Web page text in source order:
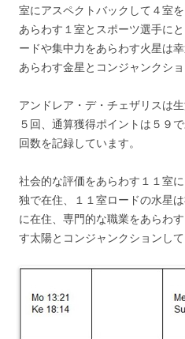
室にアスペクトバックして４室
あらわす１室とスポーツ選手に
ードや集中力をあらわす火星は
あらわす金星とコンジャンクショ
アンドレア・デ・チェザリスは
５回、通算獲得ポイントは５９
回数を記録しています。
社会的な評価をあらわす１１室
独で在住、１１室ロードの水星
に在住、専門的な職業をあらわ
す太陽とコンジャンクションして